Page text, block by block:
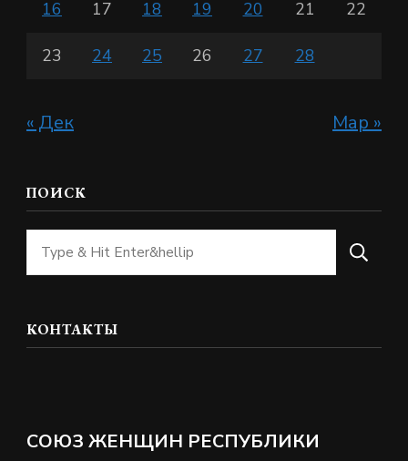
16 17 18 19 20 21 22
23 24 25 26 27 28
« Дек Мар »
ПОИСК
Ищите
что-
КОНТАКТЫ
СОЮЗ ЖЕНЩИН РЕСПУБЛИКИ